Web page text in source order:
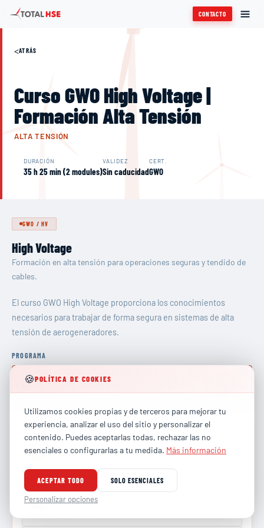
CONTACTO
<ATRÁS
Curso GWO High Voltage |
Formación Alta Tensión
ALTA TENSIÓN
DURACIÓN
35 h 25 min (2 modules)
VALIDEZ
Sin caducidad
CERT.
GWO
GWO /HV
High Voltage
Formación en alta tensión para operaciones seguras y tendido de
cables.
El curso GWO High Voltage proporciona los conocimientos
necesarios para trabajar de forma segura en sistemas de alta
tensión de aerogeneradores.
PROGRAMA
2 módulos
INFORMACIÓN ACTUALIZADA
Programa
Operaciones en alta tension y tendido de cable.
HVOP
🍪POLÍTICA DE COOKIES
Utilizamos cookies propias y de terceros para mejorar tu
experiencia, analizar el uso del sitio y personalizar el
contenido. Puedes aceptarlas todas, rechazar las no
esenciales o configurarlas a tu medida. Más información
ACEPTAR TODO SOLO ESENCIALES
Personalizar opciones